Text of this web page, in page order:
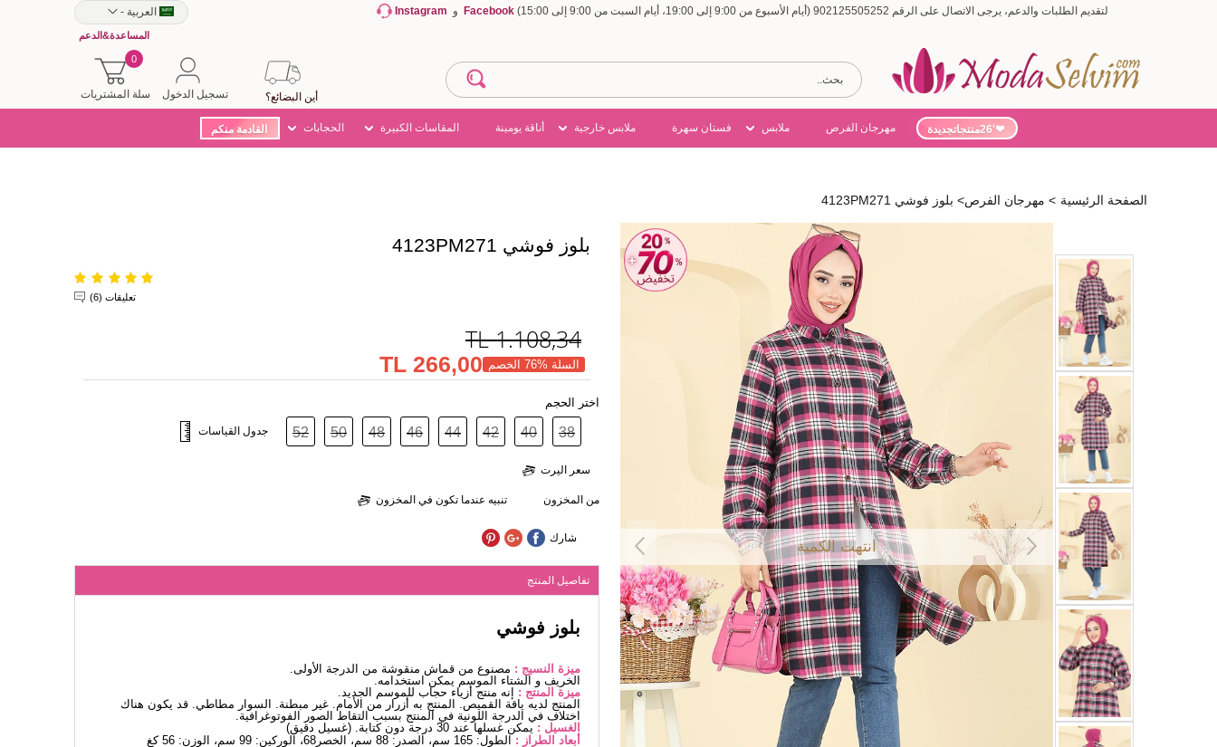
لتقديم الطلبات والدعم، يرجى الاتصال على الرقم 902125505252 (أيام الأسبوع من 9:00 إلى 19:00، أيام السبت من 9:00 إلى 15:00) Facebook و Instagram العربية -
المساعدة&الدعم
سلة المشتريات
0
تسجيل الدخول أين البضائع؟
'26منتجاتجديدة مهرجان الفرص ملابس فستان سهرة ملابس خارجية أناقة يومينة المقاسات الكبيرة الحجابات القادمة منكم
الصفحة الرئيسية > مهرجان الفرص> بلوز فوشي 4123PM271
انتهت الكمية
بلوز فوشي 4123PM271
تعليقات (6)
1.108,34
TL
السلة %76 الخصم 266,00 TL
اختر الحجم
38
40
42
44
46
48
50
52 جدول القياسات
سعر اليرت
من المخزون تنبيه عندما تكون في المخزون
شارك
تفاصيل المنتج
بلوز فوشي
ميزة النسيج : مصنوع من قماش منقوشة من الدرجة الأولى.
الخريف و الشتاء الموسم يمكن استخدامه.
ميزة المنتج : إنه منتج أزياء حجاب للموسم الجديد.
المنتج لديه ياقة القميص. المنتج به أزرار من الأمام. غير مبطنة. السوار مطاطي. قد يكون هناك
اختلاف في الدرجة اللونية في المنتج بسبب التقاط الصور الفوتوغرافية.
الغسيل : يمكن غسلها عند 30 درجة دون كتابة. (غسيل دقيق)
أبعاد الطراز : الطول: 165 سم، الصدر: 88 سم، الخصر68، الوركين: 99 سم، الوزن: 56 كغ